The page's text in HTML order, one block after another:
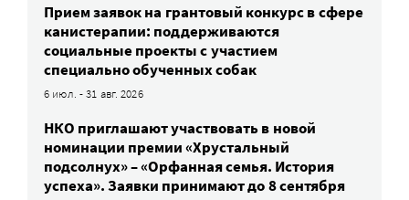
Прием заявок на грантовый конкурс в сфере
канистерапии: поддерживаются
социальные проекты с участием
специально обученных собак
6 июл. - 31 авг. 2026
НКО приглашают участвовать в новой
номинации премии «Хрустальный
подсолнух» – «Орфанная семья. История
успеха». Заявки принимают до 8 сентября